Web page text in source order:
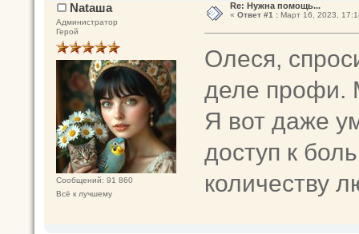
Nataшa
Администратор
Герой
Сообщений: 91 860
Всё к лучшему
Re: Нужна помощь...
« Ответ #1 :Март 16, 2023,
Олеся,
деле профи.
Я вот даже
доступ к
количеству